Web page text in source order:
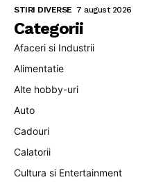
STIRI DIVERSE 7 august 2026
Categorii
Afaceri si Industrii
Alimentatie
Alte hobby-uri
Auto
Cadouri
Calatorii
Cultura si Entertainment